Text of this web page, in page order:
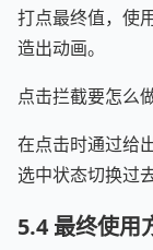
打点最终值，使
造出动画。
点击拦截要怎么
在点击时通过给
选中状态切换过
5.4 最终使用